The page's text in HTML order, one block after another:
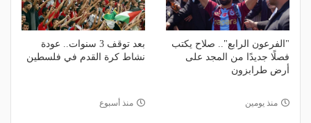
"الفرعون الرابع".. صلاح يكتب
فصلًا جديدًا من المجد على
أرض طرابزون
منذ يومين
بعد توقف 3 سنوات.. عودة
نشاط كرة القدم في فلسطين
منذ أسبوع